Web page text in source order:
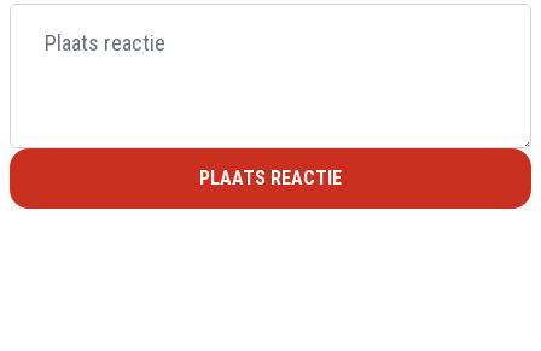
PLAATS REACTIE